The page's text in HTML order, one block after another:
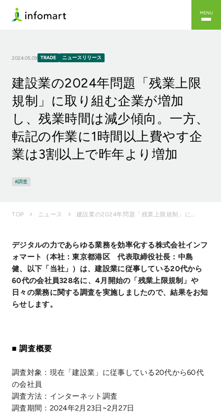
MENU
2024.05.09 TRADE ニュースリリース
建設業の2024年問題「残業上限
規制」に取り組む企業が増加
し、残業時間は減少傾向。一方、
転記の作業に1時間以上費やす企
業は3割以上で昨年より増加
調査
TOP ニュース
デジタルの力であらゆる業務を効率化する株式会社インフ
ォマート（本社：東京都港区 代表取締役社長：中島
健、以下「当社」）は、建設業に従事している20代から
60代の会社員328名に、4月開始の「残業上限規制」や
日々の業務に関する調査を実施しましたので、結果をお知
らせします。
■ 調査概要
調査対象：現在「建設業」に従事している20代から60代
の会社員
調査方法：インターネット調査
調査期間：2024年2月23日~2月27日